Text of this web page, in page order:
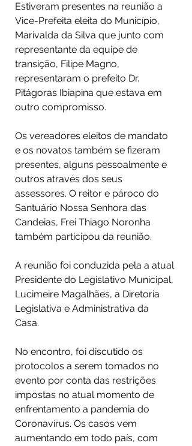
Estiveram presentes na reunião a
Vice-Prefeita eleita do Município,
Marivalda da Silva que junto com
representante da equipe de
transição, Filipe Magno,
representaram o prefeito Dr.
Pitágoras Ibiapina que estava em
outro compromisso.⠀
Os vereadores eleitos de mandato
e os novatos também se fizeram
presentes, alguns pessoalmente e
outros através dos seus
assessores. O reitor e pároco do
Santuário Nossa Senhora das
Candeias, Frei Thiago Noronha
também participou da reunião.⠀
A reunião foi conduzida pela a atual
Presidente do Legislativo Municipal,
Lucimeire Magalhães, a Diretoria
Legislativa e Administrativa da
Casa.⠀
No encontro, foi discutido os
protocolos a serem tomados no
evento por conta das restrições
impostas no atual momento de
enfrentamento a pandemia do
Coronavírus. Os casos vem
aumentando em todo país, com